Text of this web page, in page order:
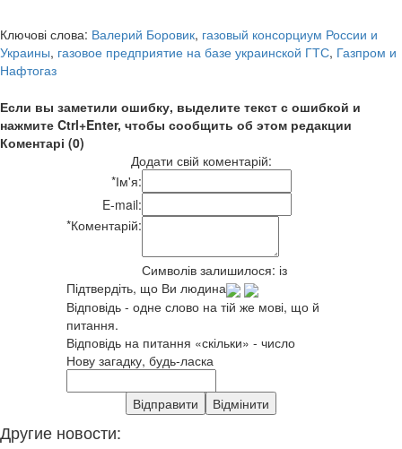
Ключові слова: Валерий Боровик, газовый консорциум России и
Украины, газовое предприятие на базе украинской ГТС, Газпром и
Нафтогаз
Если вы заметили ошибку, выделите текст с ошибкой и
нажмите Ctrl+Enter, чтобы сообщить об этом редакции
Коментарі (0)
Додати свій коментарій:
*Ім'я:
E-mail:
*Коментарій:
Символів залишилося: із
Підтвердіть, що Ви людина
Відповідь - одне слово на тій же мові, що й
питання.
Відповідь на питання «скільки» - число
Нову загадку, будь-ласка
Другие новости: